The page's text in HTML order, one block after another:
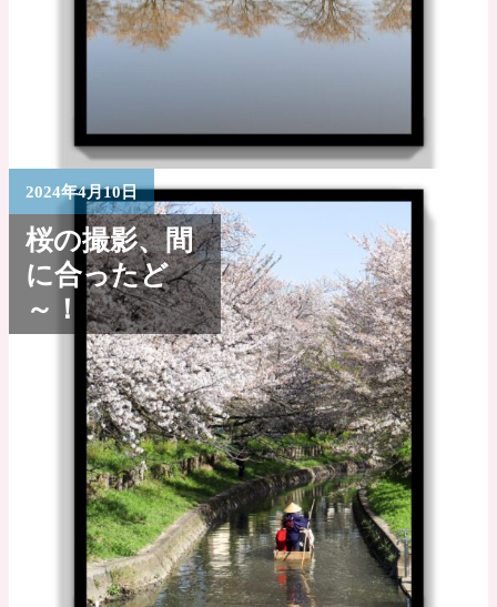
2024年4月10日
桜の撮影、間
に合ったど
～！